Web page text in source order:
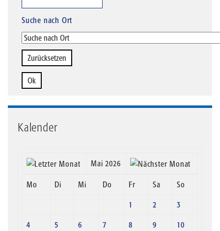
Suche nach Ort
Kalender
Mai 2026
Mo Di Mi Do Fr Sa So
1 2 3
4 5 6 7 8 9 10